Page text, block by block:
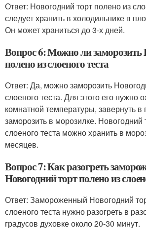
Ответ: Новогодний торт полено из
следует хранить в холодильнике в
Он может храниться до 3-х дней.
Вопрос 6: Можно ли заморозить
полено из слоеного теста
Ответ: Да, можно заморозить
слоеного теста. Для этого его нужно
комнатной температуры, завернуть
заморозить в морозилке. Новогодний
слоеного теста можно хранить в
месяцев.
Вопрос 7: Как разогреть
Новогодний торт полено из
Ответ: Замороженный Новогодний
слоеного теста нужно разогреть в
градусов духовке около 20-30 минут.